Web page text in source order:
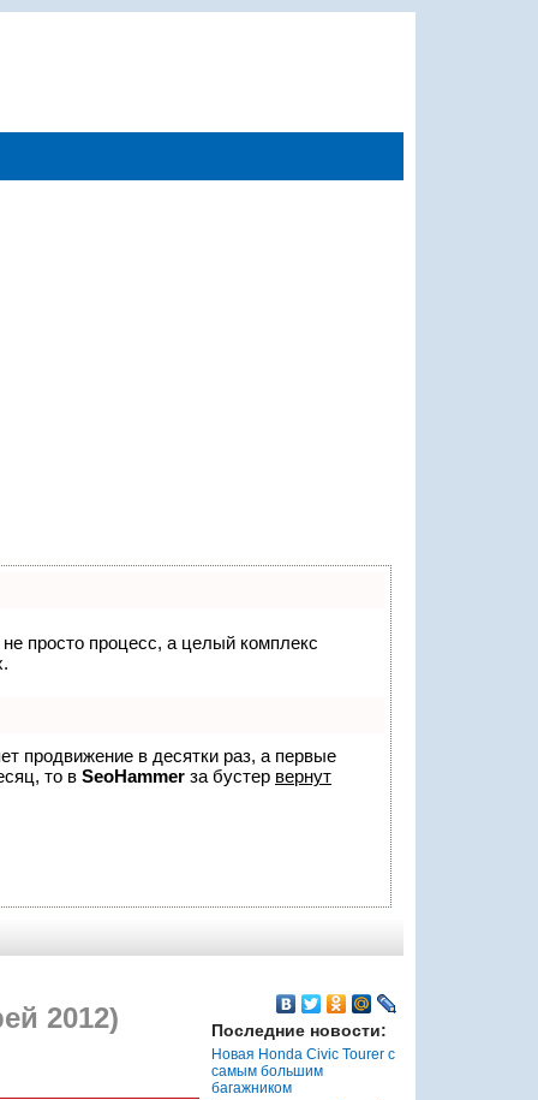
просто процесс, а целый комплекс
продвижение в десятки раз, а первые
то в SeoHammer за бустер вернут
2012) Последние новости:
Новая Honda Civic Tourer с
самым большим
багажником